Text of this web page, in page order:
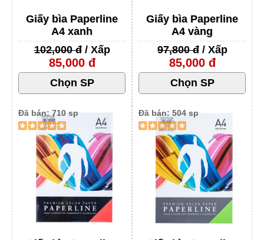
Giấy bìa Paperline
A4 vàng
97,800 đ/ Xấp
85,000 đ
Giấy bìa Paperline
A4 xanh
102,000 đ/ Xấp
85,000 đ
Đã bán: 504 sp
Đã bán: 710 sp